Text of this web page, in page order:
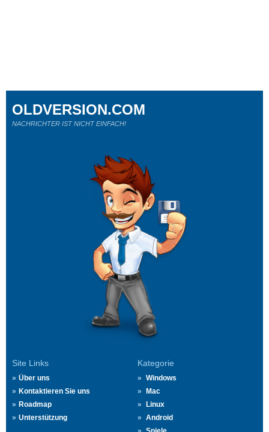
Site Links
Über uns
Kontaktieren Sie uns
Roadmap
Unterstützung
Kategorie
Windows
Mac
Linux
Android
OLDVERSION.COM
NACHRICHTER IST NICHT EINFACH!